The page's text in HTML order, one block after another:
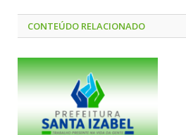
CONTEÚDO RELACIONADO